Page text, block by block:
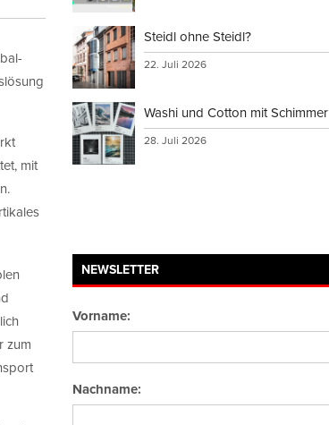
mit
zum
Steidl ohne Steidl?
22. Juli 2026
Washi und Cotton mit Schimmer
28. Juli 2026
NEWSLETTER
Vorname:
Nachname: